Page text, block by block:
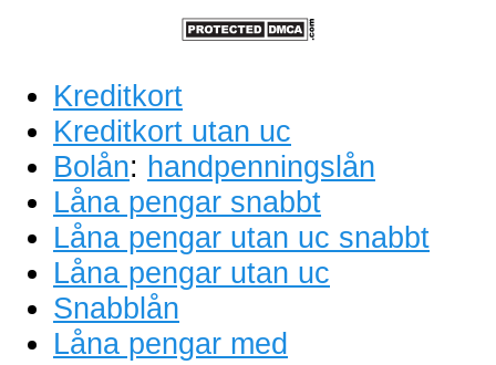
Kreditkort
Kreditkort utan uc
Bolån: handpenningslån
Låna pengar snabbt
Låna pengar utan uc snabbt
Låna pengar utan uc
Snabblån
Låna pengar med